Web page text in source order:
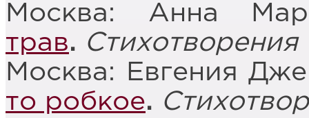
Москва: Анна
трав. Стихотворения
Москва: Евгения
то робкое.